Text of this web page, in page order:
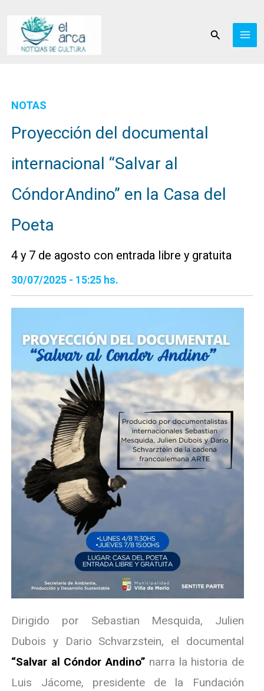
contenido
Buscar
NOTAS
Proyección del documental
internacional “Salvar al
CóndorAndino” en la Casa del
Poeta
4 y 7 de agosto con entrada libre y gratuita
30/07/2025 - 15:25 hs.
Dirigido por Sebastian Mesquida, Julien
Dubois y Dario Schvarzstein, el documental
“Salvar al Cóndor Andino” narra la historia de
Luis Jácome, presidente de la Fundación